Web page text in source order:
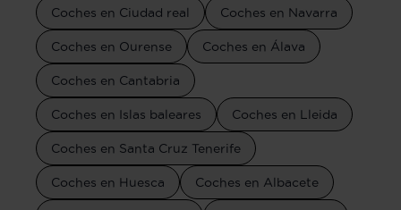
Coches en Ciudad real Coches en Navarra
Coches en Ourense Coches en Álava
Coches en Cantabria
Coches en Islas baleares Coches en Lleida
Coches en Santa Cruz Tenerife
Coches en Huesca Coches en Albacete